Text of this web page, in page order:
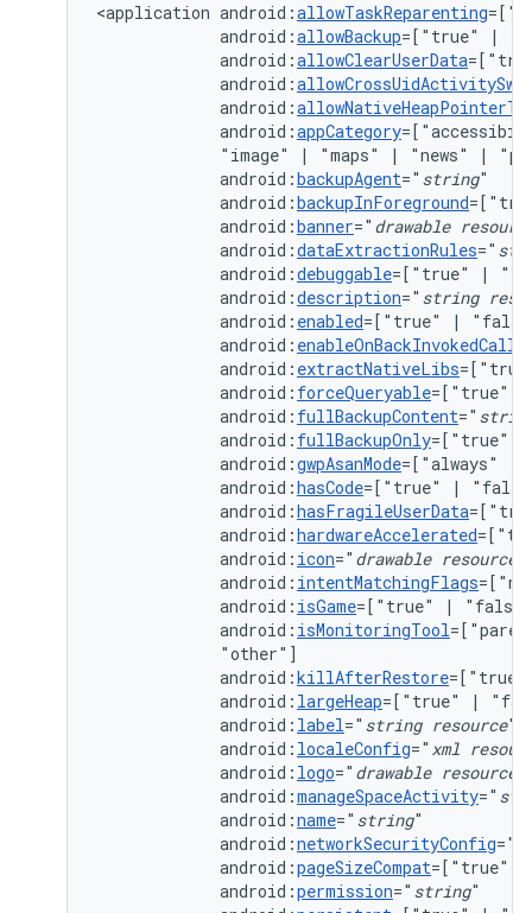
<application android:allowTaskReparenting
android:allowBackup=["true"
|
android:allowClearUserData
android:
android:
android:appCategory
"image"
| "maps" | "news" |
android:backupAgent=" string
android:backupInForeground
android:banner=" drawable
android:dataExtractionRules="
android:debuggable=["true"
|
android:description=" string
android: enabled=["true"
|
android:
android: extractNativeLibs
android: forceQueryable=["true"
android: fullBackupContent="
android: fullBackupOnly=["true"
android:gwpAsanMode=["always"
android:hasCode=["true"
|
android:hasFragileUserData
android:hardwareAccelerated
android: icon=" drawable resource
android: intentMatchingFlags
android: isGame=["true"
|
android: isMonitoringTool
android:killAfterRestore=["true"
android: largeHeap=["true"
|
android: label=" string resource
android: localeConfig=" xml
android: logo=" drawable resource
android:manageSpaceActivity="
android:name=" string
android:networkSecurityConfig="
android:pageSizeCompat=["true"
android:permission=" string